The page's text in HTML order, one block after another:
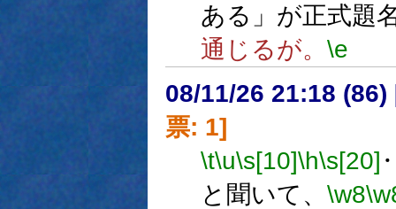
ある」が正式題
通じるが。 \e
08/11/26 21:18 (86)
票: 1]
\t\u\s[10]\h\s[20]
と聞いて、 \w8